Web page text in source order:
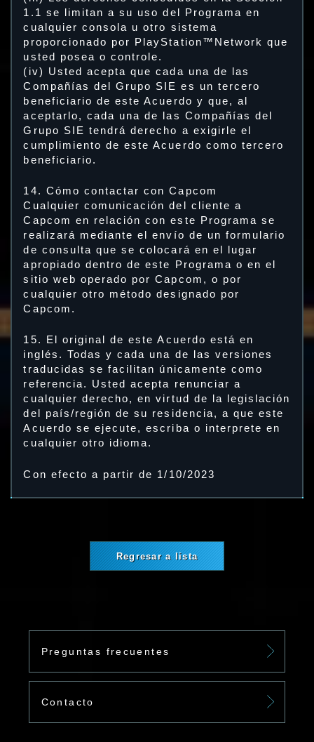
1.1 se limitan a su uso del Programa en
cualquier consola u otro sistema
proporcionado por PlayStation™Network que
usted posea o controle.
(iv) Usted acepta que cada una de las
Compañías del Grupo SIE es un tercero
beneficiario de este Acuerdo y que, al
aceptarlo, cada una de las Compañías del
Grupo SIE tendrá derecho a exigirle el
cumplimiento de este Acuerdo como tercero
beneficiario.
14. Cómo contactar con Capcom
Cualquier comunicación del cliente a
Capcom en relación con este Programa se
realizará mediante el envío de un formulario
de consulta que se colocará en el lugar
apropiado dentro de este Programa o en el
sitio web operado por Capcom, o por
cualquier otro método designado por
Capcom.
15. El original de este Acuerdo está en
inglés. Todas y cada una de las versiones
traducidas se facilitan únicamente como
referencia. Usted acepta renunciar a
cualquier derecho, en virtud de la legislación
del país/región de su residencia, a que este
Acuerdo se ejecute, escriba o interprete en
cualquier otro idioma.
Con efecto a partir de 1/10/2023
Regresar a lista
Preguntas frecuentes
Contacto